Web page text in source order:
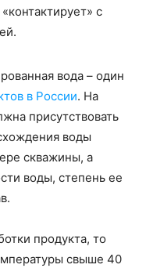
с
вода – один
в России. На
присутствовать
воды
скважины, а
воды, степень ее
продукта, то
свыше 40